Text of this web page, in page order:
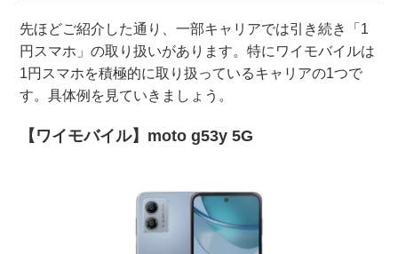
先ほどご紹介した通り、一部キャリアでは引き続き「1
円スマホ」の取り扱いがあります。特にワイモバイルは
1円スマホを積極的に取り扱っているキャリアの1つで
す。具体例を見ていきましょう。
【ワイモバイル】moto g53y 5G